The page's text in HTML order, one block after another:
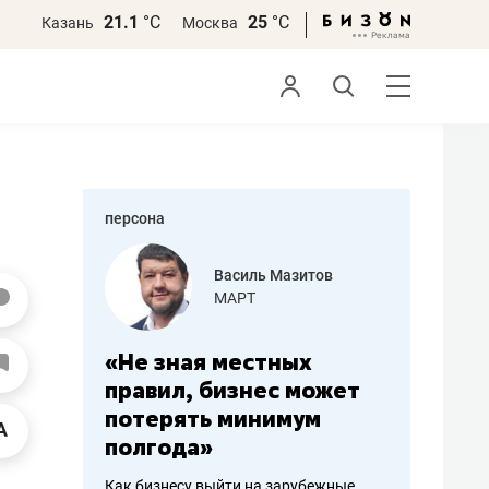
Казань 21.1 °С Москва 25 °С
персона
работа
Василь Мазитов
МАРТ
«Не зная местных
правил, бизнес может
потерять минимум
полгода»